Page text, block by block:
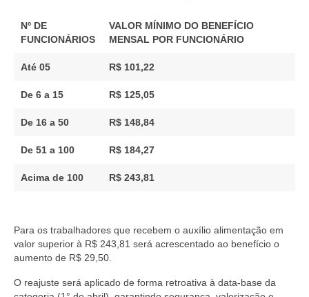
Nº DE
FUNCIONÁRIOS
VALOR MÍNIMO DO BENEFÍCIO
MENSAL POR FUNCIONÁRIO
Até 05 R$ 101,22
De 6 a 15 R$ 125,05
De 16 a 50 R$ 148,84
De 51 a 100 R$ 184,27
Acima de 100 R$ 243,81
Para os trabalhadores que recebem o auxílio alimentação em
valor superior à R$ 243,81 será acrescentado ao benefício o
aumento de R$ 29,50.
O reajuste será aplicado de forma retroativa à data-base da